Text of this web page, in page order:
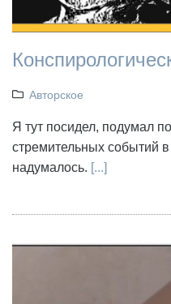
Авторское
Я тут посидел, подумал
стремительных событий
надумалось. [...]